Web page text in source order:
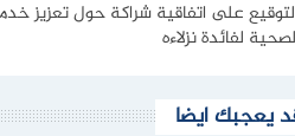
على اتفاقية شراكة حول تعزيز
لفائدة نزلاءه
يعجبك ايضا